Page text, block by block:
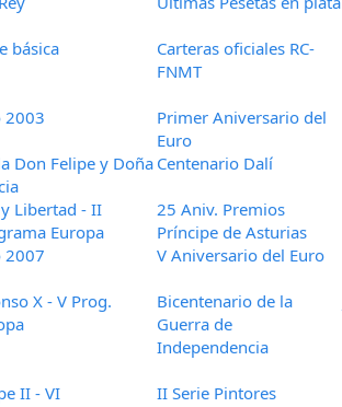
básica
Carteras oficiales RC-
FNMT
2003
Primer Aniversario del
Euro
Don Felipe y DoñaCentenario Dalí
y Libertad - II
Europa
25 Aniv. Premios
Príncipe de Asturias
2007 V Aniversario del Euro
X - V Prog.
Bicentenario de la
Guerra de
Independencia
II - VI
II Serie Pintores